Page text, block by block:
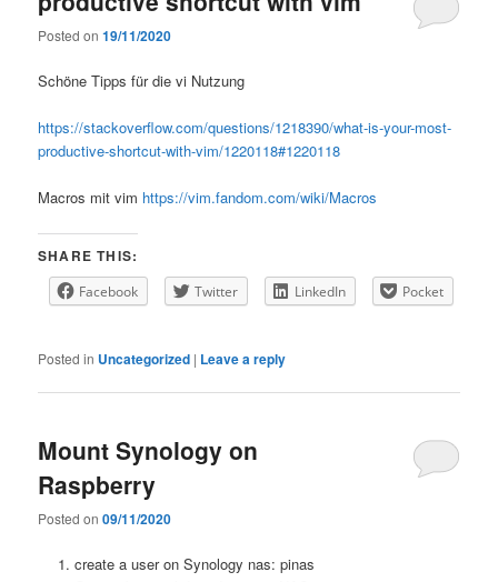
Posted on19/11/2020
Schöne Tipps für die vi Nutzung
https://stackoverflow.com/questions/1218390/what-is-your-most-
productive-shortcut-with-vim/1220118#1220118
Macros mit vim https://vim.fandom.com/wiki/Macros
SHARE THIS:
Facebook Twitter LinkedIn Pocket
Posted in Uncategorized | Leave a reply
Mount Synology on
Raspberry
Posted on09/11/2020
create a user on Synology nas: pinas